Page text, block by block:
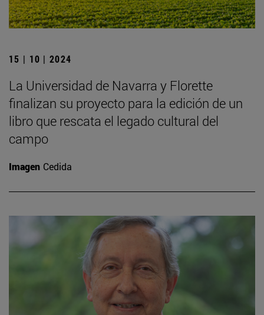
15 | 10 | 2024
La Universidad de Navarra y Florette
finalizan su proyecto para la edición de un
libro que rescata el legado cultural del
campo
Imagen Cedida